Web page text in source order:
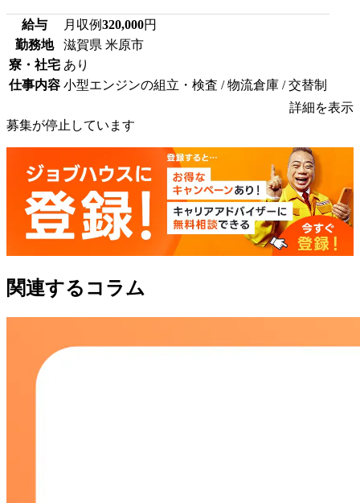
給与 月収例320,000円
勤務地
滋賀県 米原市
寮・社宅 あり
仕事内容 小型エンジンの組立・検査 / 物流倉庫 / 交替制
詳細を表示
募集が停止しています
関連するコラム